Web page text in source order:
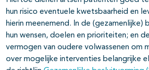
hun risico eventuele kwetsbaarheid en
hierin meenemend. In de (gezamenlijke)
hun wensen, doelen en prioriteiten; en
vermogen van oudere volwassenen om
over mogelijke interventies belangrijke